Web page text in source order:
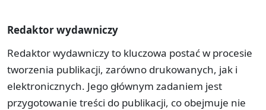
Redaktor wydawniczy
Redaktor wydawniczy to kluczowa postać w procesie
tworzenia publikacji, zarówno drukowanych, jak i
elektronicznych. Jego głównym zadaniem jest
przygotowanie treści do publikacji, co obejmuje nie